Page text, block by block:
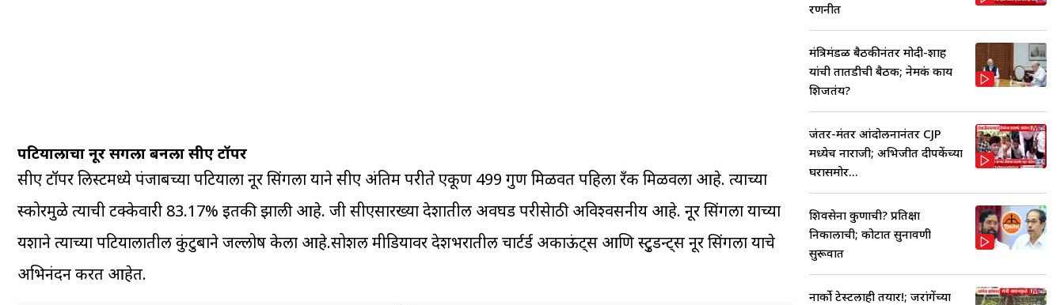
पटियालाचा नूर सिंगला बनला सीए टॉपर
सीए टॉपर लिस्टमध्ये पंजाबच्या पटियाला नूर सिंगला याने सीए अंतिम परीक्षेत एकूण 499 गुण मिळवत पहिला रँक मिळवला आहे. त्याच्या
स्कोरमुळे त्याची टक्केवारी 83.17% इतकी झाली आहे. जी सीएसारख्या देशातील अवघड परीक्षेसाठी अविश्वसनीय आहे. नूर सिंगला याच्या
यशाने त्याच्या पटियालातील कुंटुबाने जल्लोष केला आहे.सोशल मीडियावर देशभरातील चार्टर्ड अकाऊंट्स आणि स्टु़डन्ट्स नूर सिंगला याचे
अभिनंदन करत आहेत.
रणनीत
मंत्रिमंडळ बैठकीनंतर मोदी-शाह
यांची तातडीची बैठक; नेमकं काय
शिजतंय?
जंतर-मंतर आंदोलनानंतर CJP
मध्येच नाराजी; अभिजीत दीपकेंच्या
घरासमोर...
शिवसेना कुणाची? प्रतिक्षा
निकालाची; कोर्टात सुनावणी
सुरूवात
नार्को टेस्टलाही तयार!; जरांगेंच्या